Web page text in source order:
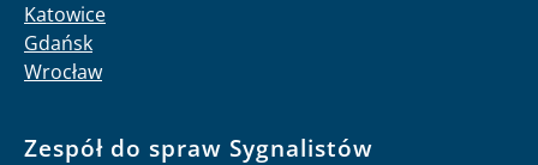
Katowice
Gdańsk
Wrocław
Zespół do spraw Sygnalistów